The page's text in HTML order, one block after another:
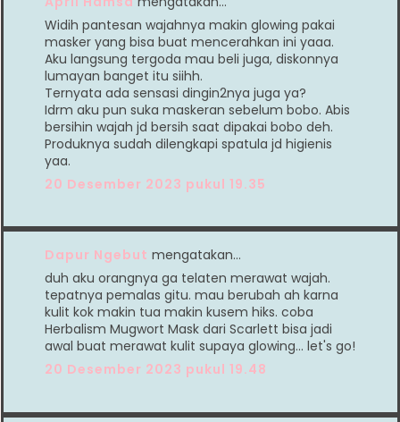
Widih pantesan wajahnya makin glowing pakai
masker yang bisa buat mencerahkan ini yaaa.
Aku langsung tergoda mau beli juga, diskonnya
lumayan banget itu siihh.
Ternyata ada sensasi dingin2nya juga ya?
Idrm aku pun suka maskeran sebelum bobo. Abis
bersihin wajah jd bersih saat dipakai bobo deh.
Produknya sudah dilengkapi spatula jd higienis
yaa.
20 Desember 2023 pukul 19.35
Dapur Ngebut mengatakan…
duh aku orangnya ga telaten merawat wajah.
tepatnya pemalas gitu. mau berubah ah karna
kulit kok makin tua makin kusem hiks. coba
Herbalism Mugwort Mask dari Scarlett bisa jadi
awal buat merawat kulit supaya glowing... let's go!
20 Desember 2023 pukul 19.48